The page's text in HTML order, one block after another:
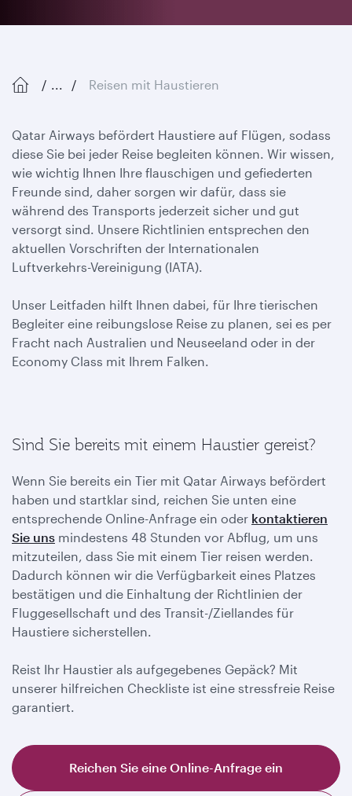
... Reisen mit Haustieren
Qatar Airways befördert Haustiere auf Flügen, sodass
diese Sie bei jeder Reise begleiten können. Wir wissen,
wie wichtig Ihnen Ihre flauschigen und gefiederten
Freunde sind, daher sorgen wir dafür, dass sie
während des Transports jederzeit sicher und gut
versorgt sind. Unsere Richtlinien entsprechen den
aktuellen Vorschriften der Internationalen
Luftverkehrs-Vereinigung (IATA).
Unser Leitfaden hilft Ihnen dabei, für Ihre tierischen
Begleiter eine reibungslose Reise zu planen, sei es per
Fracht nach Australien und Neuseeland oder in der
Economy Class mit Ihrem Falken.
Sind Sie bereits mit einem Haustier gereist?
Wenn Sie bereits ein Tier mit Qatar Airways befördert
haben und startklar sind, reichen Sie unten eine
entsprechende Online-Anfrage ein oder kontaktieren
Sie uns mindestens 48 Stunden vor Abflug, um uns
mitzuteilen, dass Sie mit einem Tier reisen werden.
Dadurch können wir die Verfügbarkeit eines Platzes
bestätigen und die Einhaltung der Richtlinien der
Fluggesellschaft und des Transit-/Ziellandes für
Haustiere sicherstellen.
Reist Ihr Haustier als aufgegebenes Gepäck? Mit
unserer hilfreichen Checkliste ist eine stressfreie Reise
garantiert.
Reichen Sie eine Online-Anfrage ein